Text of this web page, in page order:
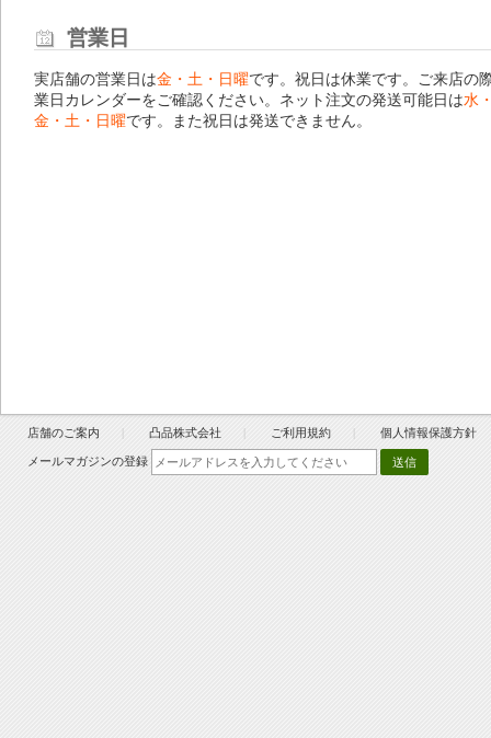
営業日
実店舗の営業日は金・土・日曜です。祝日は休業です。ご来店の
業日カレンダーをご確認ください。ネット注文の発送可能日は水
金・土・日曜です。また祝日は発送できません。
店舗のご案内 凸品株式会社 ご利用規約 個人情報保護方針
メールマガジンの登録 送信